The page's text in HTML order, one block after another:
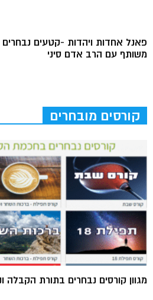
פאנל אחדות ויהדות -קטעים נבחרים
משותף עם הרב אדם סיני
קורסים מובחרים
מגוון קורסים נבחרים בתורת הקבלה